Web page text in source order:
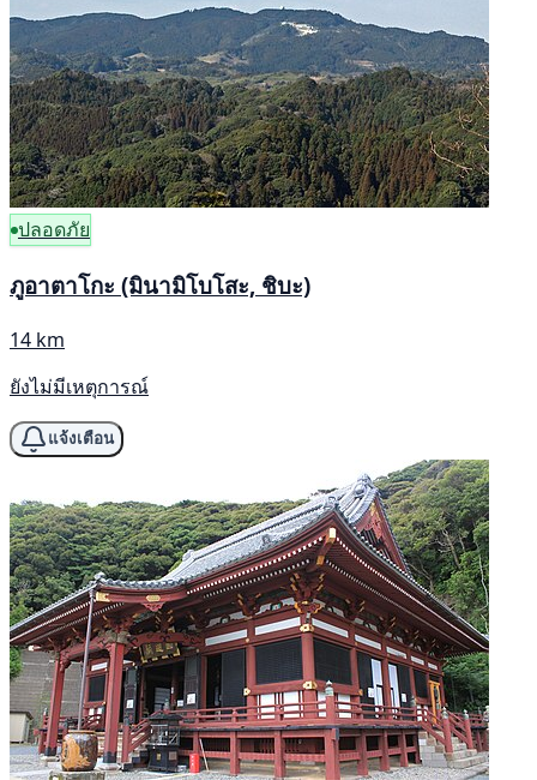
ปลอดภัย
ภูอาตาโกะ (มินามิโบโสะ, ชิบะ)
14 km
ยังไม่มีเหตุการณ์
แจ้งเตือน